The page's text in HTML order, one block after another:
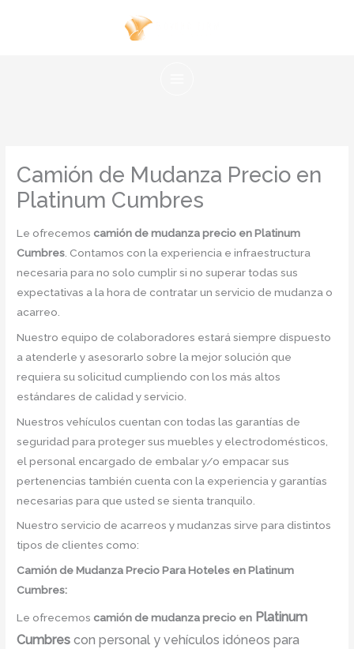
Camión de Mudanza Precio en
Platinum Cumbres
Le ofrecemos camión de mudanza precio en Platinum
Cumbres . Contamos con la experiencia e infraestructura
necesaria para no solo cumplir si no superar todas sus
expectativas a la hora de contratar un servicio de mudanza o
acarreo.
Nuestro equipo de colaboradores estará siempre dispuesto
a atenderle y asesorarlo sobre la mejor solución que
requiera su solicitud cumpliendo con los más altos
estándares de calidad y servicio.
Nuestros vehículos cuentan con todas las garantías de
seguridad para proteger sus muebles y electrodomésticos,
el personal encargado de embalar y/o empacar sus
pertenencias también cuenta con la experiencia y garantías
necesarias para que usted se sienta tranquilo.
Nuestro servicio de acarreos y mudanzas sirve para distintos
tipos de clientes como:
Camión de MudanzaPrecio Para Hoteles en Platinum
Cumbres:
Le ofrecemos camión de mudanza precio en Platinum
Cumbres con personal y vehículos idóneos para